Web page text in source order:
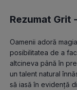
Rezumat Grit -
Oamenii adoră
posibilitatea de a
altcineva până în
un talent natural
să iasă în evidență